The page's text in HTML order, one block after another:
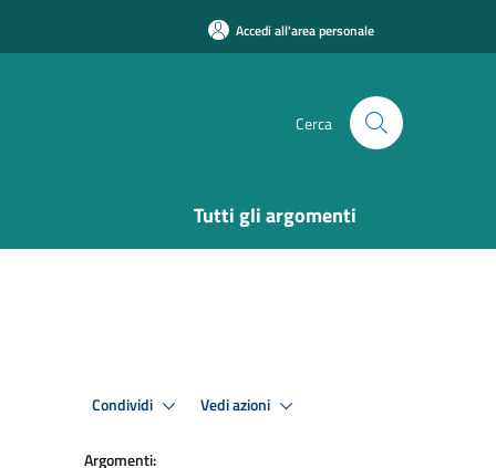
Accedi all'area personale
Cerca
Tutti gli argomenti
Condividi Vedi azioni
Argomenti: